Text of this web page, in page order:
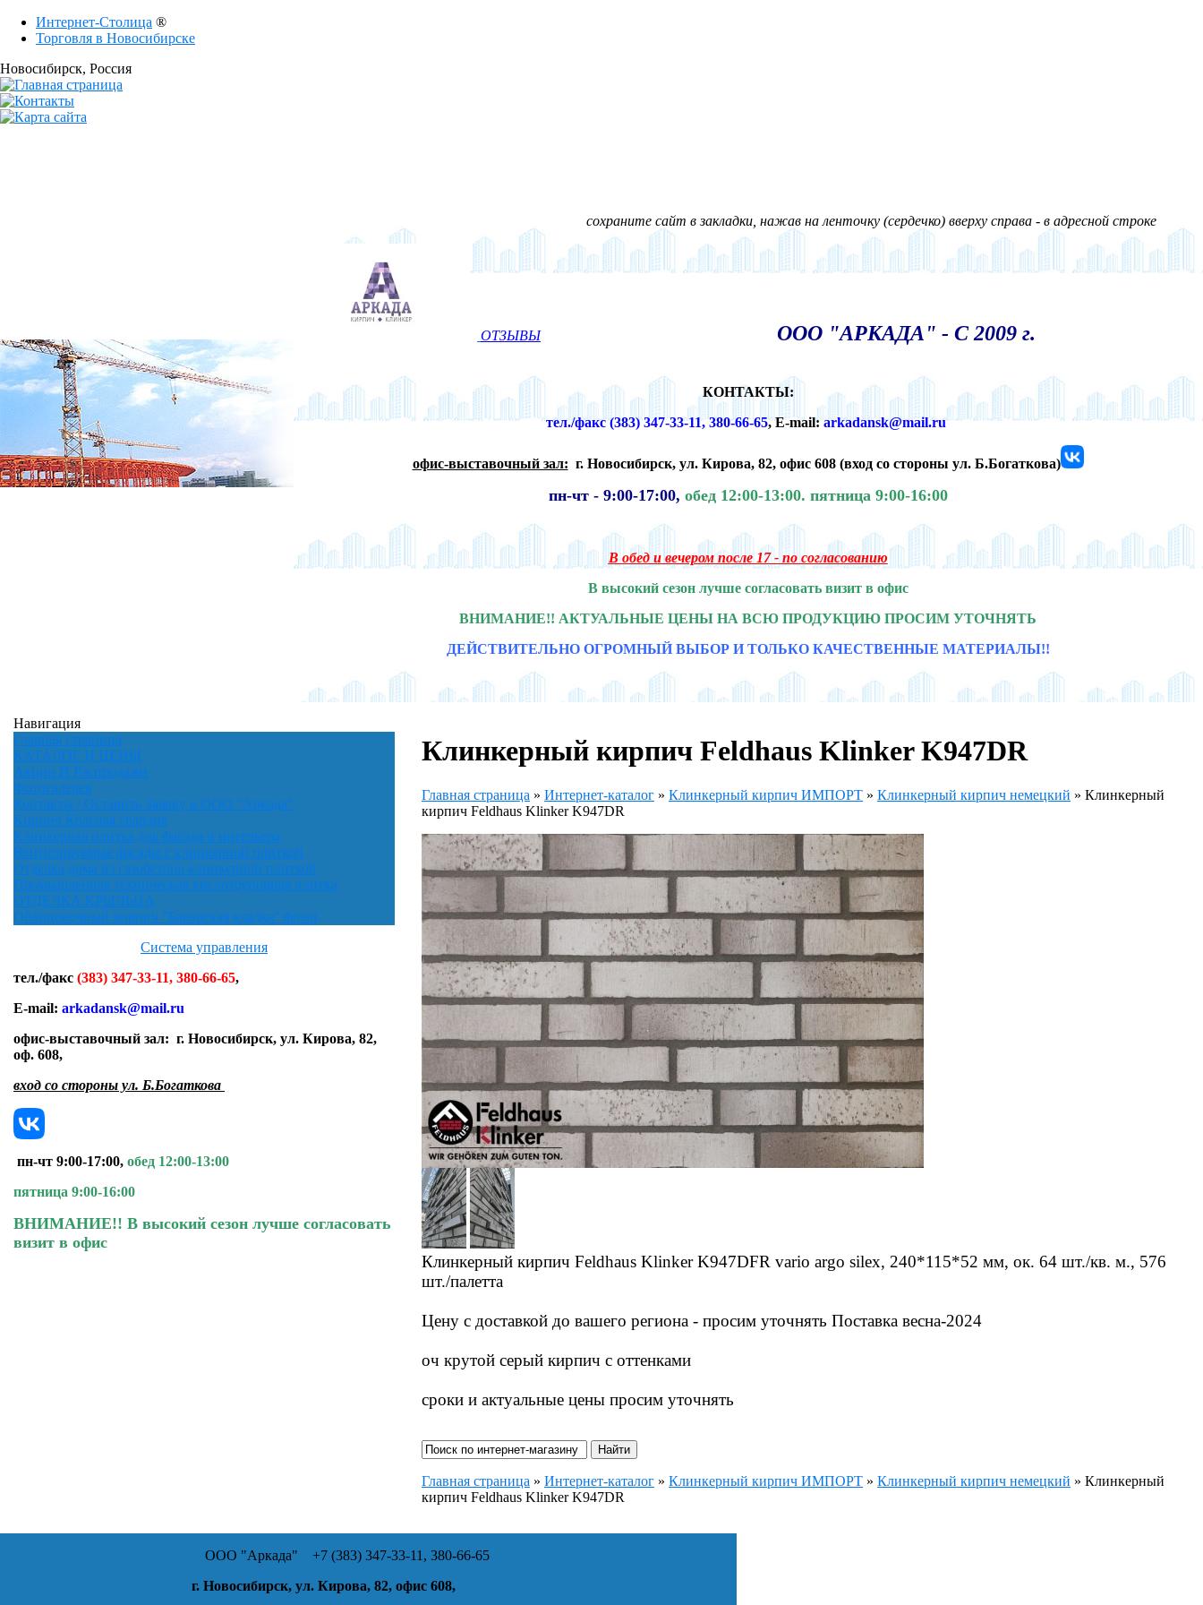
Интернет-Столица ®
Торговля в Новосибирске
Новосибирск, Россия
сохраните сайт в закладки, нажав на ленточку (сердечко) вверху справа - в адресной строке
ОТЗЫВЫ ООО "АРКАДА" - С 2009 г.
КОНТАКТЫ:
тел./факс (383) 347-33-11, 380-66-65,E-mail:arkadansk@mail.ru
офис-выставочный зал: г. Новосибирск, ул. Кирова, 82, офис 608 (вход со стороны ул. Б.Богаткова)
пн-чт - 9:00-17:00, обед 12:00-13:00. пятница 9:00-16:00
В обед и вечером после 17 - по согласованию
В высокий сезон лучше согласовать визит в офис
ВНИМАНИЕ!! АКТУАЛЬНЫЕ ЦЕНЫ НА ВСЮ ПРОДУКЦИЮ ПРОСИМ УТОЧНЯТЬ
ДЕЙСТВИТЕЛЬНО ОГРОМНЫЙ ВЫБОР И ТОЛЬКО КАЧЕСТВЕННЫЕ МАТЕРИАЛЫ!!
Навигация
Главная страница
КАТАЛОГ И ЦЕНЫ
Акции И Распродажи
Фотогалерея
Контакты / Оставить Заявку в ООО "Аркада"
Кирпич Красная гвардия
Клинкерная плитка для фасада и интерьера
Вентилируемые фасады с клинкерной плиткой
Отделка дома из газобетона клинкерной плиткой
Промышленная техническая кислотоупорная плитка
ОТДЕЛКА КРЫЛЬЦА
Облицовочный кирпич "Баварская кладка" флэш
Система управления
тел./факс (383) 347-33-11, 380-66-65,
E-mail: arkadansk@mail.ru
офис-выставочный зал: г. Новосибирск, ул. Кирова, 82,
оф. 608,
вход со стороны ул. Б.Богаткова
пн-чт 9:00-17:00, обед 12:00-13:00
пятница 9:00-16:00
ВНИМАНИЕ!! В высокий сезон лучше согласовать
визит в офис
Клинкерный кирпич Feldhaus Klinker K947DR
Главная страница » Интернет-каталог » Клинкерный кирпич ИМПОРТ » Клинкерный кирпич немецкий » Клинкерный
кирпич Feldhaus Klinker K947DR
Клинкерный кирпич Feldhaus Klinker K947DFR vario argo silex, 240*115*52 мм, ок. 64 шт./кв. м., 576
шт./палетта
Цену с доставкой до вашего региона - просим уточнять Поставка весна-2024
оч крутой серый кирпич с оттенками
сроки и актуальные цены просим уточнять
Главная страница » Интернет-каталог » Клинкерный кирпич ИМПОРТ » Клинкерный кирпич немецкий » Клинкерный
кирпич Feldhaus Klinker K947DR
ООО "Аркада" +7 (383) 347-33-11, 380-66-65
г. Новосибирск, ул. Кирова, 82, офис 608,